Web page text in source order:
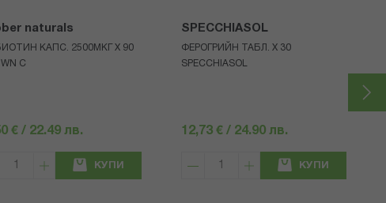
naturals
КАПС. 2500МКГ Х 90
С
€ / 22.49 лв.
КУПИ
SPECCHIASOL
ФЕРОГРИЙН ТАБЛ. X 30
SPECCHIASOL
12,73 € / 24.90 лв.
КУПИ